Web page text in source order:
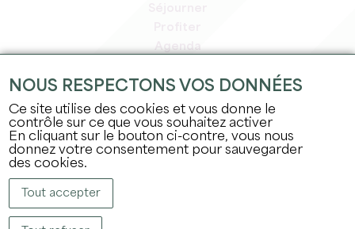
Agenda
Espace adhérents
Espace presse
Emplois & stages
Mentions légales
NOUS RESPECTONS VOS DONNÉES
Ce site utilise des cookies et vous donne le
contrôle sur ce que vous souhaitez activer
En cliquant sur le bouton ci-contre, vous nous
donnez votre consentement pour sauvegarder
des cookies.
Tout accepter